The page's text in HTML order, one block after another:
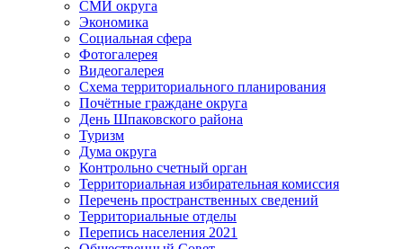
СМИ округа
Экономика
Социальная сфера
Фотогалерея
Видеогалерея
Схема территориального планирования
Почётные граждане округа
День Шпаковского района
Туризм
Дума округа
Контрольно счетный орган
Территориальная избирательная комиссия
Перечень пространственных сведений
Территориальные отделы
Перепись населения 2021